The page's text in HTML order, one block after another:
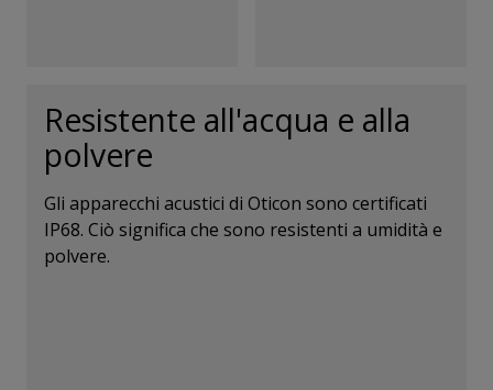
Resistente all'acqua e alla
polvere
Gli apparecchi acustici di Oticon sono certificati
IP68. Ciò significa che sono resistenti a umidità e
polvere.